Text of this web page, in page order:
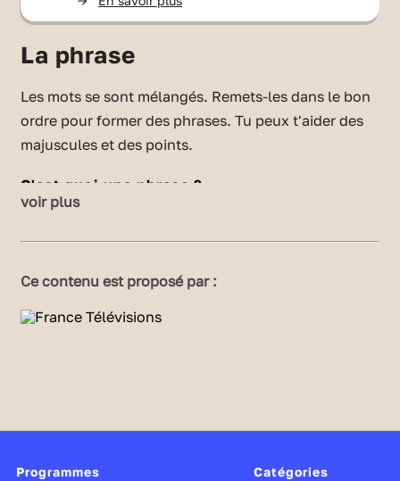
La phrase
Les mots se sont mélangés. Remets-les dans le bon
ordre pour former des phrases. Tu peux t'aider des
majuscules et des points.
C'est quoi une phrase ?
sens. Elle raconte quelques chose.
Une phrase commence toujours par une
des questions
le point d'exclamation (!) : il indique la surprise,
voir plus
Ce contenu est proposé par :
Programmes Catégories